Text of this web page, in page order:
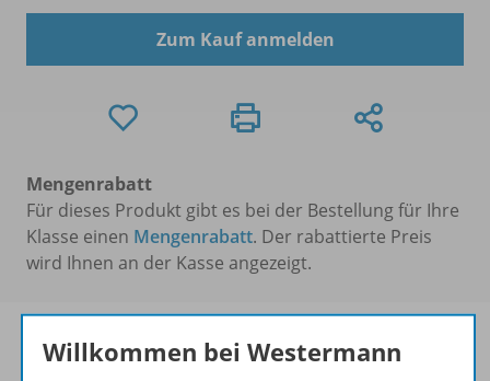
Zum Kauf anmelden
Mengenrabatt
Für dieses Produkt gibt es bei der Bestellung für Ihre
Klasse einen Mengenrabatt. Der rabattierte Preis
wird Ihnen an der Kasse angezeigt.
Willkommen bei Westermann